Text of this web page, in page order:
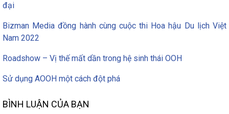
đại
Bizman Media đồng hành cùng cuộc thi Hoa hậu Du lịch Việt
Nam 2022
Roadshow – Vị thế mất dần trong hệ sinh thái OOH
Sử dụng AOOH một cách đột phá
BÌNH LUẬN CỦA BẠN